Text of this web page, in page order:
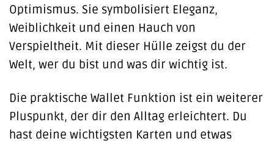
Optimismus. Sie symbolisiert Eleganz,
Weiblichkeit und einen Hauch von
Verspieltheit. Mit dieser Hülle zeigst du der
Welt, wer du bist und was dir wichtig ist.
Die praktische Wallet Funktion ist ein weiterer
Pluspunkt, der dir den Alltag erleichtert. Du
hast deine wichtigsten Karten und etwas